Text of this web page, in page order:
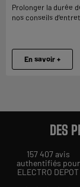
Prolonger la durée
nos conseils
En savoir +
DES
157 407 avis
authentifiés pour
ELECTRO DEPOT